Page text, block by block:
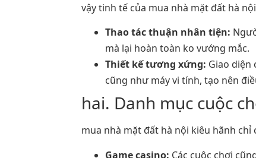
vậy tinh tế của mua nhà mặt đất hà
Thao tác thuận nhân tiện:
mà lại hoàn toàn ko vướng mắc.
Thiết kế tương xứng: Giao diện
cũng như máy vi tính, tạo nên
hai. Danh mục cuộc
mua nhà mặt đất hà nội kiêu hãnh
Game casino: Các cuộc chơi